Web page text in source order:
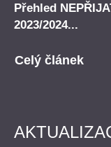
Přehled
2023/2024...
Celý článek